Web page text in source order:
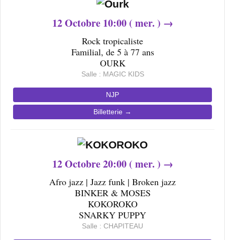
12Octobre 10:00 ( mer. ) →
Rock tropicaliste
Familial, de 5 à 77 ans
OURK
Salle : MAGIC KIDS
NJP
Billetterie →
12Octobre 20:00 ( mer. ) →
Afro jazz | Jazz funk | Broken jazz
BINKER & MOSES
KOKOROKO
SNARKY PUPPY
Salle : CHAPITEAU